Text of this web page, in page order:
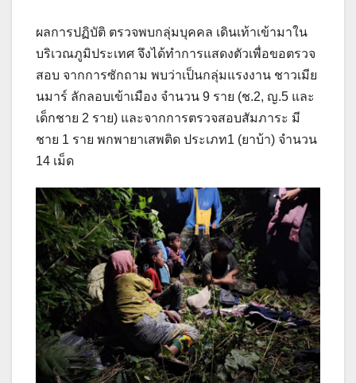
ผลการปฏิบัติ ตรวจพบกลุ่มบุคคล เดินเท้าเข้ามาใน
บริเวณภูมิประเทศ จึงได้ทำการแสดงตัวเพื่อขอตรวจ
สอบ จากการซักถาม พบว่าเป็นกลุ่มแรงงาน ชาวเมีย
นมาร์ ลักลอบเข้าเมือง จำนวน 9 ราย (ช.2, ญ.5 และ
เด็กชาย 2 ราย) และจากการตรวจสอบสัมภาระ มี
ชาย 1 ราย พกพายาเสพติด ประเภท1 (ยาบ้า) จำนวน
14 เม็ด